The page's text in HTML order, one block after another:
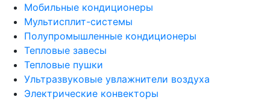
Мобильные кондиционеры
Мультисплит-системы
Полупромышленные кондиционеры
Тепловые завесы
Тепловые пушки
Ультразвуковые увлажнители воздуха
Электрические конвекторы